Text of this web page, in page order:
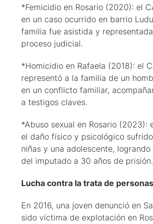
*Femicidio en Rosario (2020): el
en un caso ocurrido en barrio
familia fue asistida y
proceso judicial.
*Homicidio en Rafaela (2018): el
representó a la familia de un
en un conflicto familiar,
a testigos claves.
*Abuso sexual en Rosario (2023):
el daño físico y psicológico
niñas y una adolescente, logrando
del imputado a 30 años de prisión.
Lucha contra la trata de personas
En 2016, una joven denunció en
sido víctima de explotación en